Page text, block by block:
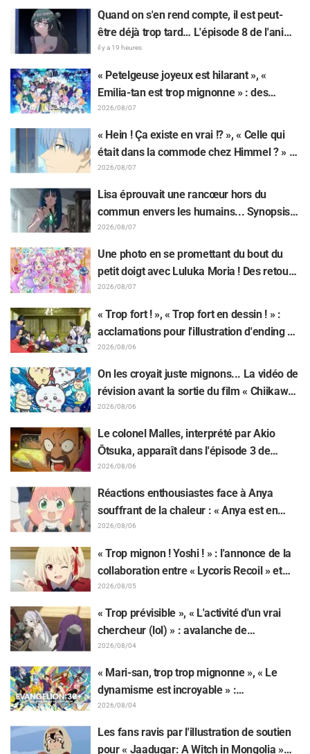
immortalisés sous forme de figurines
élaborées en tenue du film
Quand on s'en rend compte, il est peut-
être déjà trop tard… L'épisode 8 de l'anime
« BanG Dream! Yume∞Mita » dévoile son
synopsis et ses premières images !
il y a 19 heures
« Petelgeuse joyeux est hilarant », «
Emilia-tan est trop mignonne » : des
réactions enthousiastes après la
révélation du visuel de l'événement des 10
ans de l'anime « Re:Zero - Starting Life in
2026/08/07
« Hein ! Ça existe en vrai !? », « Celle qui
était dans la commode chez Himmel ? » :
l’exposition de la « corne du Dragon Noir »
apparue dans l’épisode 1 de « Frieren »
laisse les fans stupéfaits
2026/08/07
Lisa éprouvait une rancœur hors du
commun envers les humains... Synopsis
et premières images de l'épisode 6 de
l'anime « Goodbye, Lara » dévoilés !
2026/08/07
Une photo en se promettant du bout du
petit doigt avec Luluka Moria ! Des retours
sur le compte rendu de la comédienne de
doublage Nao Tōyama après avoir assisté
au Dream Stage de « Star Detective
Precure! » : « C’est le W Arcana »
2026/08/07
« Trop fort ! », « Trop fort en dessin ! » :
acclamations pour l'illustration d'ending du
13e épisode dessinée par Asaki Yuikawa,
la comédienne doublant le protagoniste
de « The Elusive Samurai »
2026/08/06
On les croyait juste mignons... La vidéo de
révision avant la sortie du film « Chiikawa
» suscite des réactions surprises face au
décalage : « C'est plus sévère qu'imaginé
», « Ça ne parle que de travail »
2026/08/06
Le colonel Malles, interprété par Akio
Ōtsuka, apparaît dans l'épisode 3 de
l'anime TV « The Ghost in the Shell » !
Commentaire du comédien et carte de fin
dévoilés
2026/08/06
Réactions enthousiastes face à Anya
souffrant de la chaleur : « Anya est en
train de fondre » sur l'illustration
d'annonce de « SPY x FAMILY »
2026/08/06
« Trop mignon ! Yoshi ! » : l'annonce de la
collaboration entre « Lycoris Recoil » et
Kumamine, créateur du « Chat au travail »,
suscite une pluie de « Yoshi ! »
2026/08/05
« Trop prévisible », « L'activité d'un vrai
chercheur (lol) » : avalanche de
moqueries affectueuses face à la peluche
de Frieren piégée par un Mimique lors
d'une exposition de « Frieren »
2026/08/04
« Mari-san, trop trop mignonne », « Le
dynamisme est incroyable » :
retentissement suite au dévoilement d'un
superbe dessin de Hidenori Matsubara
représentant les trois filles de « Neon
2026/08/04
Les fans ravis par l'illustration de soutien
pour « Jaadugar: A Witch in Mongolia »